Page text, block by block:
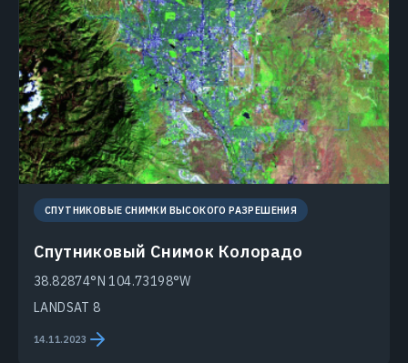
СПУТНИКОВЫЕ СНИМКИ ВЫСОКОГО РАЗРЕШЕНИЯ
Спутниковый Снимок Колорадо
38.82874°N 104.73198°W
LANDSAT 8
14.11.2023